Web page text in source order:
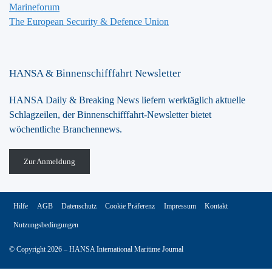
Marineforum
The European Security & Defence Union
HANSA & Binnenschifffahrt Newsletter
HANSA Daily & Breaking News liefern werktäglich aktuelle
Schlagzeilen, der Binnenschifffahrt-Newsletter bietet
wöchentliche Branchennews.
Zur Anmeldung
© Copyright 2026 – HANSA International Maritime Journal
Hilfe AGB Datenschutz Cookie Präferenz Impressum Kontakt
Nutzungsbedingungen